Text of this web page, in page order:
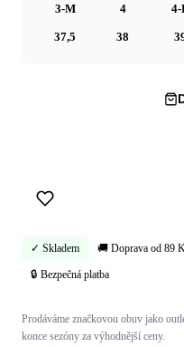
3-M 4 4-
37,5 38
✓ Skladem 🚚 Doprava od 89
🔒 Bezpečná platba
Prodáváme značkovou obuv jako
konce sezóny za výhodnější ceny.